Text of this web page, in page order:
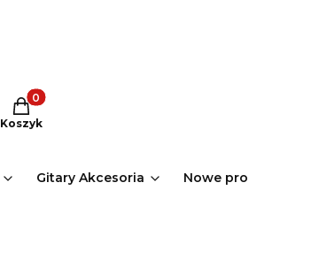
Produkty w koszyku: 0. Zobacz szczegóły
Koszyk
Gitary Akcesoria Nowe produkty